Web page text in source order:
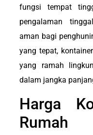
fungsi tempat
pengalaman
aman bagi
yang tepat,
yang ramah
dalam jangka
Harga
Rumah